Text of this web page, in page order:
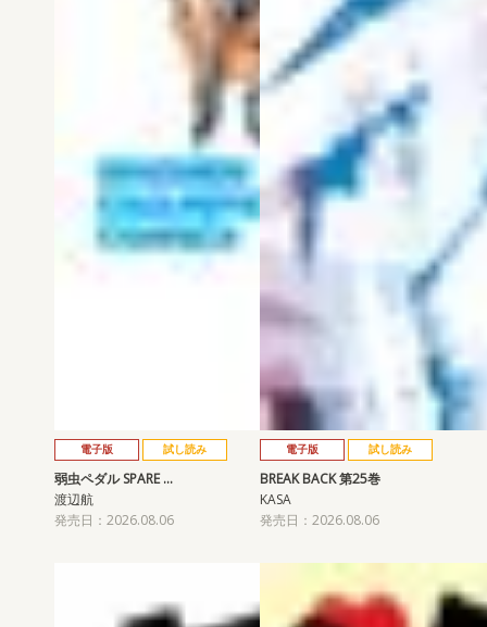
電子版 試し読み
弱虫ペダル SPARE …
渡辺航
発売日：2026.08.06
電子版 試し読み
BREAK BACK 第25巻
KASA
発売日：2026.08.06